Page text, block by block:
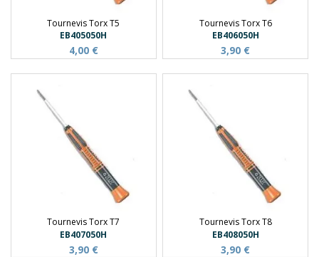
Tournevis Torx T5
EB405050H
4,00 €
Tournevis Torx T6
EB406050H
3,90 €
Tournevis Torx T7
EB407050H
3,90 €
Tournevis Torx T8
EB408050H
3,90 €